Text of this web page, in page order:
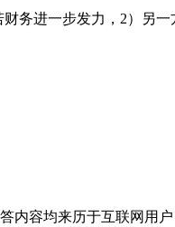
务进一步发力，2）另
内容均来历于互联网用